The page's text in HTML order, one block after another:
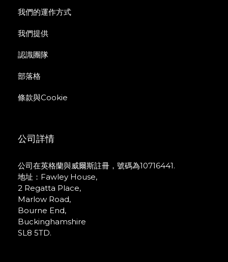
我們的運作方式
我們提供
認識團隊
部落格
條款與Cookie
公司詳情
公司在英格蘭與威爾斯註冊，號碼為10716441.
地址：Fawley House,
2 Regatta Place,
Marlow Road,
Bourne End,
Buckinghamshire
SL8 5TD.